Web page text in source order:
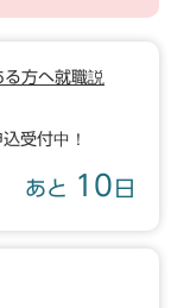
方へ就職説
受付中！
あと 10 日